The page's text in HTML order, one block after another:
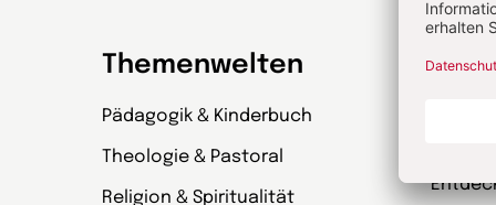
Themenwelten
Pädagogik & Kinderbuch
Theologie & Pastoral
Religion & Spiritualität